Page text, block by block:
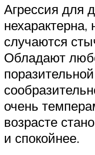
Агрессия для
нехарактерна,
случаются
Обладают
поразительной
очень
возрасте
и спокойнее.